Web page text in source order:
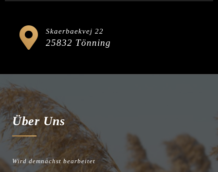
Skaerbaekvej 22
25832 Tönning
Über Uns
Wird demnächst bearbeitet